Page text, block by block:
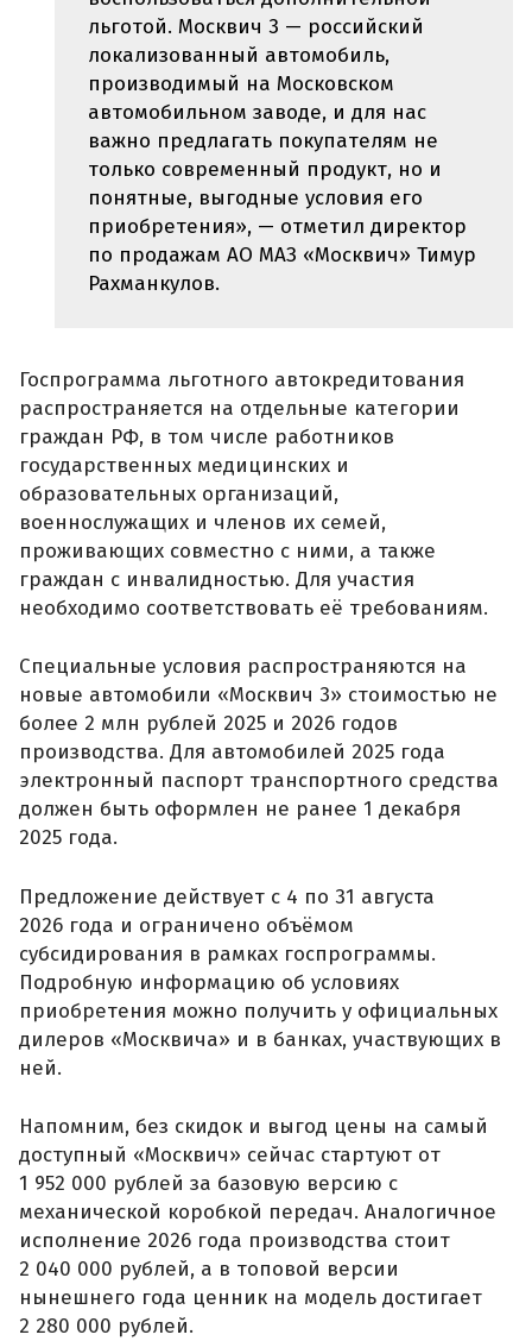
льготой. Москвич 3 — российский
локализованный автомобиль,
производимый на Московском
автомобильном заводе, и для нас
важно предлагать покупателям не
только современный продукт, но и
понятные, выгодные условия его
приобретения», — отметил директор
по продажам АО МАЗ «Москвич» Тимур
Рахманкулов.
Госпрограмма льготного автокредитования
распространяется на отдельные категории
граждан РФ, в том числе работников
государственных медицинских и
образовательных организаций,
военнослужащих и членов их семей,
проживающих совместно с ними, а также
граждан с инвалидностью. Для участия
необходимо соответствовать её требованиям.
Специальные условия распространяются на
новые автомобили «Москвич 3» стоимостью не
более 2 млн рублей 2025 и 2026 годов
производства. Для автомобилей 2025 года
электронный паспорт транспортного средства
должен быть оформлен не ранее 1 декабря
2025 года.
Предложение действует с 4 по 31 августа
2026 года и ограничено объёмом
субсидирования в рамках госпрограммы.
Подробную информацию об условиях
приобретения можно получить у официальных
дилеров «Москвича» и в банках, участвующих в
ней.
Напомним, без скидок и выгод цены на самый
доступный «Москвич» сейчас стартуют от
1 952 000 рублей за базовую версию с
механической коробкой передач. Аналогичное
исполнение 2026 года производства стоит
2 040 000 рублей, а в топовой версии
нынешнего года ценник на модель достигает
2 280 000 рублей.